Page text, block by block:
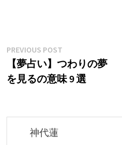
投
稿
ナ
PREVIOUS POSTPrevious
post:
【夢占い】つわりの夢
を見るの意味 9 選
神代蓮